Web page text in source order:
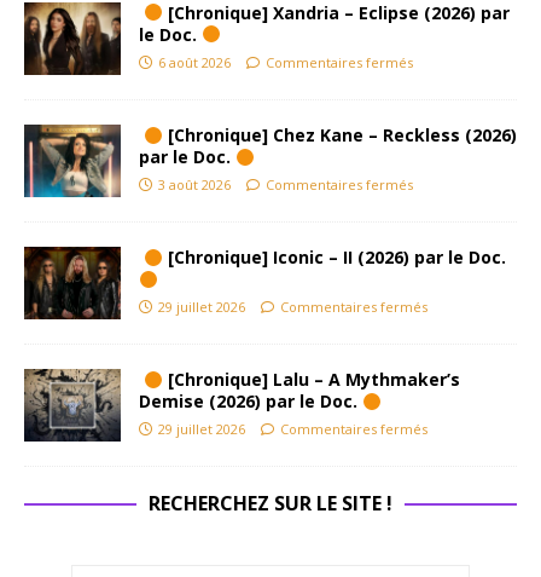
[Chronique] Xandria – Eclipse (2026) par
le Doc.
6 août 2026 Commentaires fermés
[Chronique] Chez Kane – Reckless (2026)
par le Doc.
3 août 2026 Commentaires fermés
[Chronique] Iconic – II (2026) par le Doc.
29 juillet 2026 Commentaires fermés
[Chronique] Lalu – A Mythmaker’s
Demise (2026) par le Doc.
29 juillet 2026 Commentaires fermés
RECHERCHEZ SUR LE SITE !